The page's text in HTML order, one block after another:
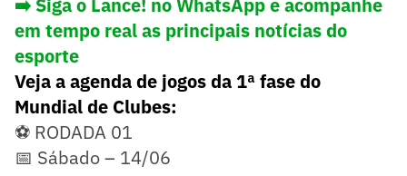
➡️ Siga o Lance! no WhatsApp e acompanhe
em tempo real as principais notícias do
esporte
Veja a agenda de jogos da 1ª fase do
Mundial de Clubes:
⚽ RODADA 01
📅 Sábado – 14/06